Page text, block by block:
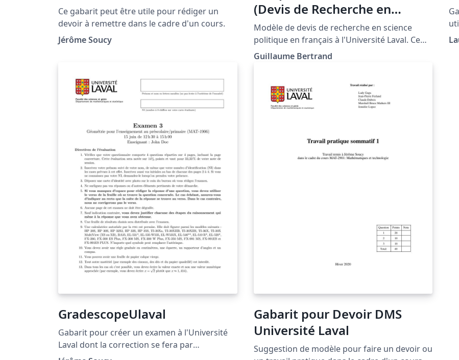
Ce gabarit peut être utile pour rédiger un
devoir à remettre dans le cadre d'un cours.
Jérôme Soucy
(Devis de Recherche en
Français)
Modèle de devis de recherche en science
politique en français à l'Université Laval. Ce
modèle (template) s'inspire de d'autres
autres)
Guillaume Bertrand
GradescopeUlaval
Gabarit pour créer un examen à l'Université
Laval dont la correction se fera par
l'entremise de la plateforme Gradescope.
Gabarit pour Devoir DMS
Université Laval
Suggestion de modèle pour faire un devoir ou